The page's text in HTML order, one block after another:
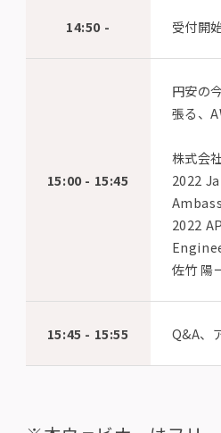
14:50 - 受付開
15:00 - 15:45
円安の
張る、
株式会
2022
2022
佐竹 陽
15:45 - 15:55 Q&A、